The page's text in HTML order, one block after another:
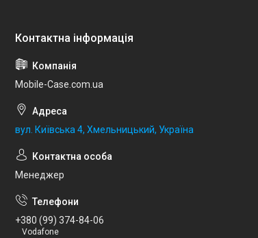
Mobile-Case.com.ua
вул. Київська 4, Хмельницький, Україна
Менеджер
+380 (99) 374-84-06
Vodafone